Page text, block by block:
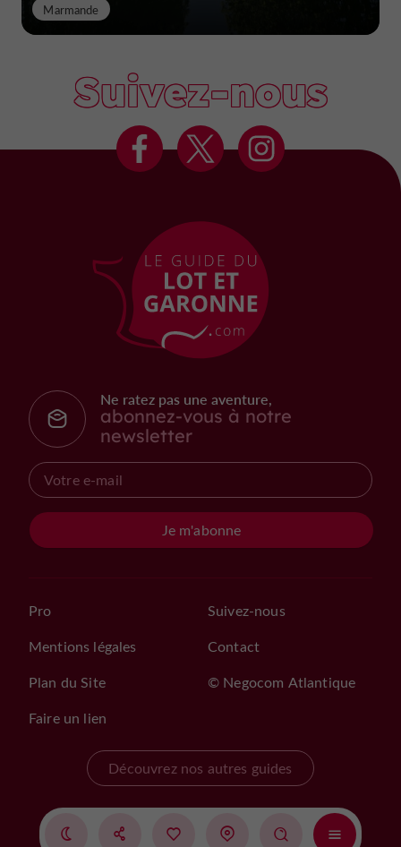
Marmande
Suivez-nous
Ne ratez pas une aventure,
abonnez-vous à notre
newsletter
Je m'abonne
Pro
Mentions légales
Plan du Site
Faire un lien
Suivez-nous
Contact
© Negocom Atlantique
Découvrez nos autres guides